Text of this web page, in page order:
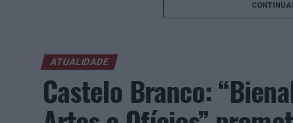
Apesar das desistências de última hora de
pelo italiano Luciano Darderi, pelo chileno
Um dos momentos mais aguardados da
Wawrinka ao Estoril, integrado na digressão de
torneios do Grand Slam.
ATUALIDADE
Castelo Branco: